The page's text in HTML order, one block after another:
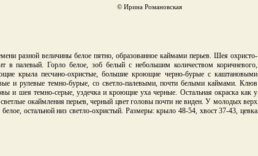
© Ирина Романовская
разной величины белое пятно, образованное каймами перьев. Шея охристо-
в палевый. Горло белое, зоб белый с небольшим количеством коричневого,
крыла песчано-охристые, большие кроющие черно-бурые с каштановыми
и рулевые темно-бурые, со светло-палевыми, почти белыми каймами. Клюв
и шея темно-серые, уздечка и кроющие уха черные. Остальная окраска как у
окаймления перьев, черный цвет головы почти не виден. У молодых верх
остальной низ светло-охристый. Размеры: крыло 48-54, хвост 37-43, цевка